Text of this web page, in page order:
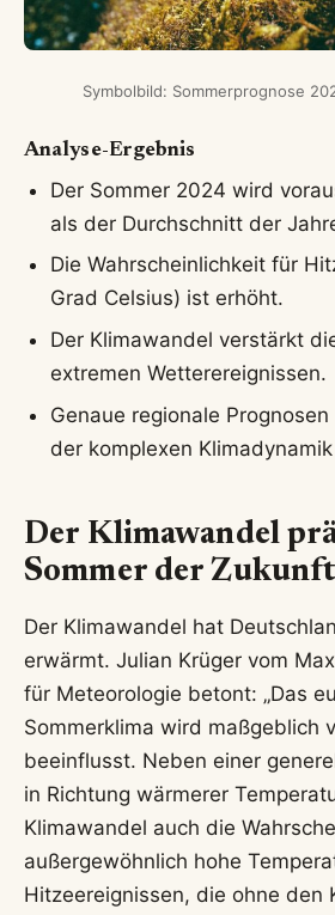
Symbolbild: Sommerprognose
Analyse-Ergebnis
Der Sommer 2024 wird
als der Durchschnitt der
Die Wahrscheinlichkeit für
Grad Celsius) ist erhöht.
Der Klimawandel verstärkt
extremen Wetterereignissen.
Genaue regionale
der komplexen
Der Klimawandel
Sommer der Zukunft
Der Klimawandel hat
erwärmt. Julian Krüger vom
für Meteorologie betont: „Das
Sommerklima wird maßgeblich
beeinflusst. Neben einer
in Richtung wärmerer
Klimawandel auch die
außergewöhnlich hohe
Hitzeereignissen, die ohne den